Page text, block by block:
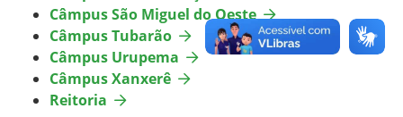
Câmpus São Miguel do Oeste
Câmpus Tubarão
Câmpus Urupema
Câmpus Xanxerê
Reitoria